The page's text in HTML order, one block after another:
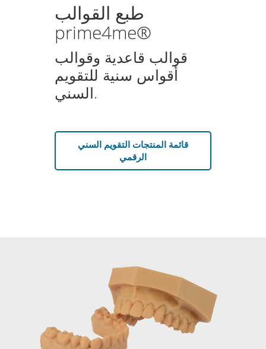
طبع القوالب
prime4me®
قوالب قاعدية وقوالب
أقواس سنية للتقويم
السني.
قائمة المنتجات التقويم السني
الرقمي